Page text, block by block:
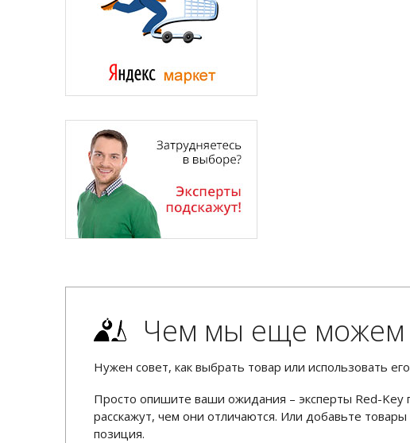
Чем мы еще можем
Нужен совет, как выбрать товар или использовать
Просто опишите ваши ожидания – эксперты Red-
расскажут, чем они отличаются. Или добавьте
позиция.